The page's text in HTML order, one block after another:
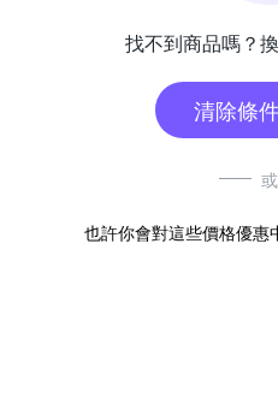
找不到商品嗎？
清除條
或
也許你會對這些價格優惠